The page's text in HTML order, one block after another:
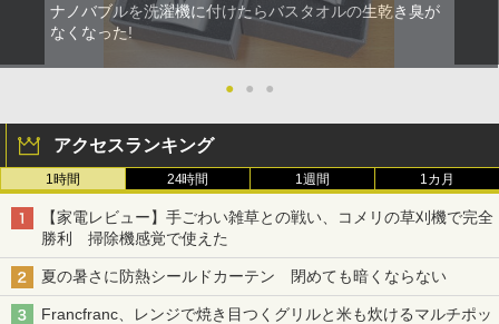
ナノバブルを洗濯機に付けたらバスタオルの生乾き臭が
なくなった!
● ● ●
アクセスランキング
1時間 24時間 1週間 1カ月
【家電レビュー】手ごわい雑草との戦い、コメリの草刈機で完全
勝利 掃除機感覚で使えた
夏の暑さに防熱シールドカーテン 閉めても暗くならない
Francfranc、レンジで焼き目つくグリルと米も炊けるマルチポッ